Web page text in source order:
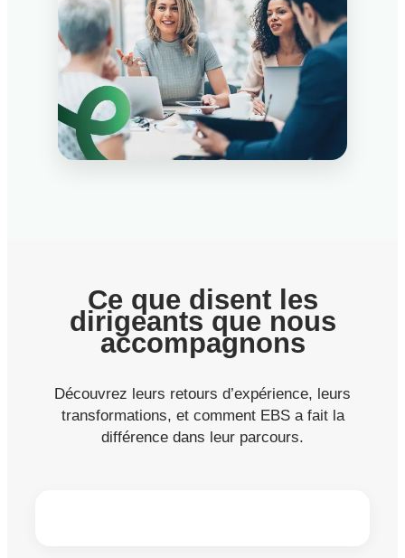
Ce que disent les
dirigeants que nous
accompagnons
Découvrez leurs retours d’expérience, leurs
transformations, et comment EBS a fait la
différence dans leur parcours.